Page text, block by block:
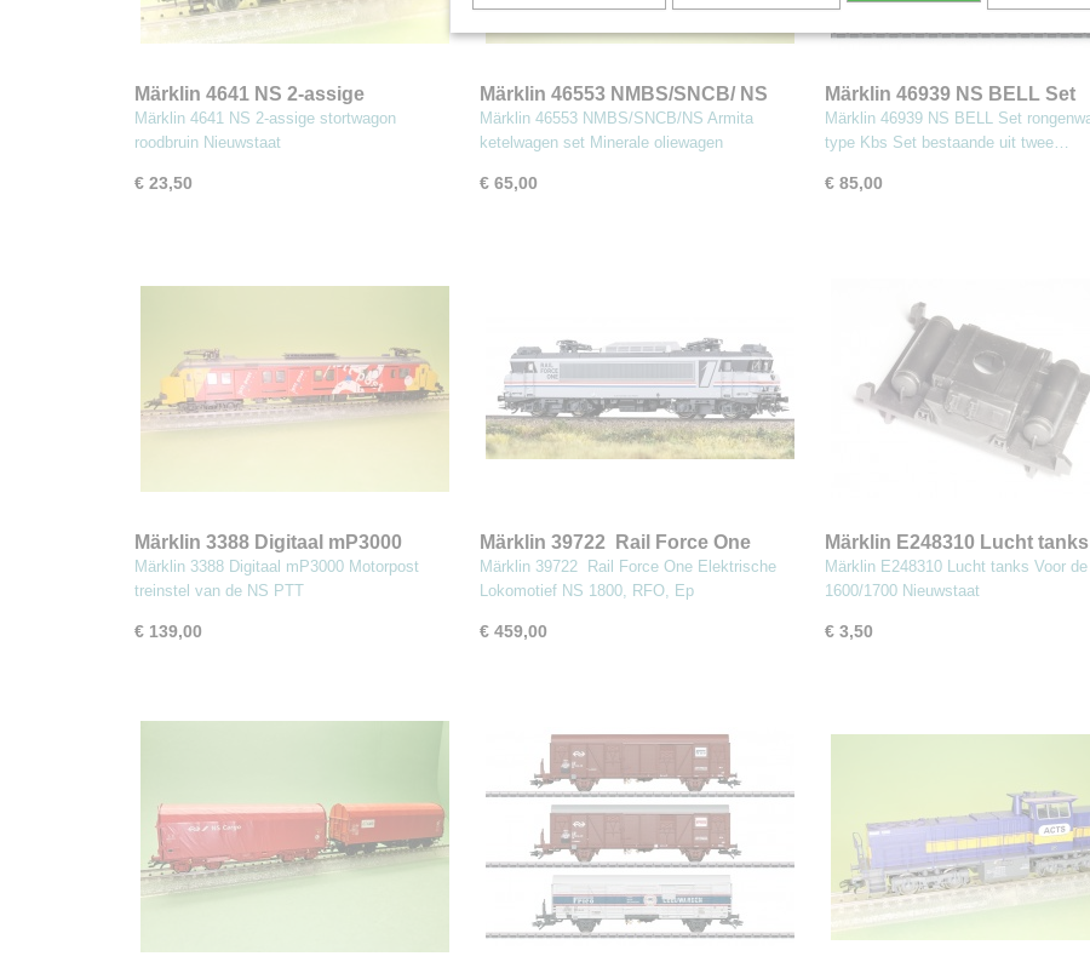
Märklin 4641 NS 2-assige
stortwagon roodbruin (MBA)
Märklin 4641 NS 2-assige stortwagon
roodbruin Nieuwstaat
€ 23,50
Märklin 46553 NMBS/SNCB/ NS
Armita ketelwagen set
Märklin 46553 NMBS/SNCB/NS Armita
ketelwagen set Minerale oliewagen
€ 65,00
Märklin 46939 NS BELL Set
rongenwagens type Kbs
Märklin 46939 NS BELL Set
type Kbs Set bestaande uit twee…
€ 85,00
Märklin 3388 Digitaal mP3000
Motorpost treinstel van de NS PTT
Märklin 3388 Digitaal mP3000 Motorpost
treinstel van de NS PTT
€ 139,00
Märklin 39722 Rail Force One
Elektrische Lokomotief NS 1800,
RFO, Ep. V
Märklin 39722 Rail Force One Elektrische
Lokomotief NS 1800, RFO, Ep
€ 459,00
Märklin E248310 Lucht tanks
(MBT6)
Märklin E248310 Lucht tanks Voor
1600/1700 Nieuwstaat
€ 3,50